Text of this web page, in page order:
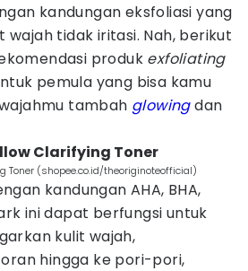
kandungan eksfoliasi yang
wajah tidak iritasi. Nah, berikut
produk exfoliating
pemula yang bisa kamu
tambah glowingdan
Clarifying Toner
Toner (shopee.co.id/theoriginoteofficial)
kandungan AHA, BHA,
ini dapat berfungsi untuk
kulit wajah,
hingga ke pori-pori,